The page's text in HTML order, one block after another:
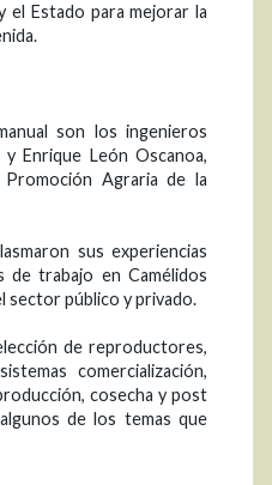
el Estado para mejorar la
son los ingenieros
Enrique León Oscanoa,
Agraria de la
sus experiencias
de trabajo en Camélidos
sector público y privado.
de reproductores,
comercialización,
cosecha y post
de los temas que